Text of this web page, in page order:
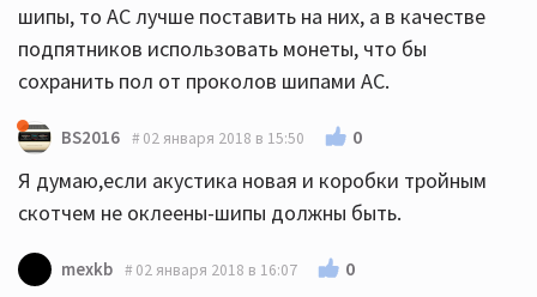
шипы, то АС лучше поставить на них, а в качестве
подпятников использовать монеты, что бы
сохранить пол от проколов шипами АС.
BS2016 02 января 2018 в 15:50 0
Я думаю,если акустика новая и коробки тройным
скотчем не оклеены-шипы должны быть.
mexkb 02 января 2018 в 16:07 0